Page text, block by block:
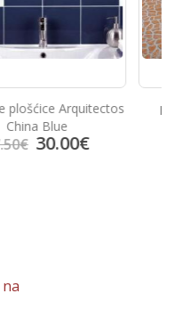
Ciottolato Rosso
83.53€ 66.82